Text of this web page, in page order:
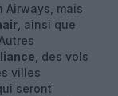
Airways, mais
, ainsi que
, des vols
villes
seront